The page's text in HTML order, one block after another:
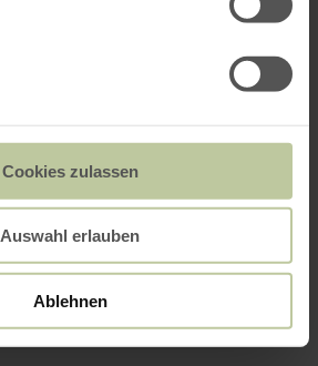
Cookies zulassen
Auswahl erlauben
Ablehnen